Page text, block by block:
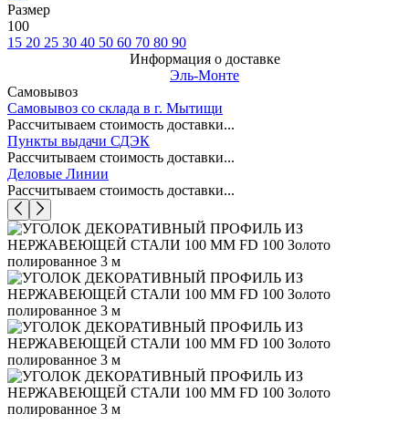
Размер
100
15 20 25 30 40 50 60 70 80 90
Информация о доставке
Эль-Монте
Самовывоз
Самовывоз со склада в г. Мытищи
Рассчитываем стоимость доставки...
Пункты выдачи СДЭК
Рассчитываем стоимость доставки...
Деловые Линии
Рассчитываем стоимость доставки...